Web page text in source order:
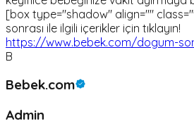
[box type="shadow" align=""
sonrası ile ilgili içerikler için tıklayın!
https://www.bebek.com/dogum-
B
Bebek.com
Admin